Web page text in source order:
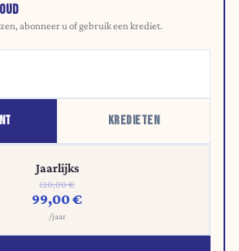
abonneer u of gebruik een krediet.
KREDIETEN
Jaarlijks
120,00 €
99,00 €
/jaar